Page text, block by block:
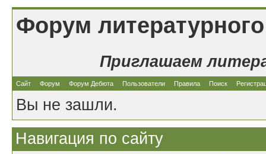
Форум
Приглашаем
Сайт Форум Форум Дебюта Пользователи Правила Поиск
Вы не зашли.
Навигация по сайту